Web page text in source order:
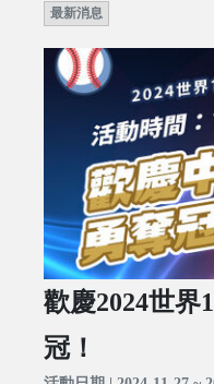
最新消息
歡慶2024世界
冠！